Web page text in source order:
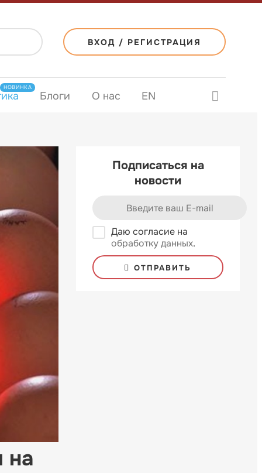
ВХОД / РЕГИСТРАЦИЯ
НОВИНКА
Блоги О нас EN
на
Подписаться на
новости
Даю согласие на
обработку данных.
ОТПРАВИТЬ